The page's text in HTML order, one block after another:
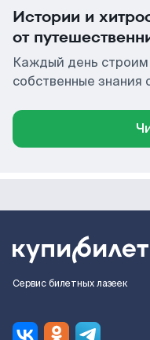
Истории и
от
Каждый день строим
собственные знания
Сервис билетных лазеек